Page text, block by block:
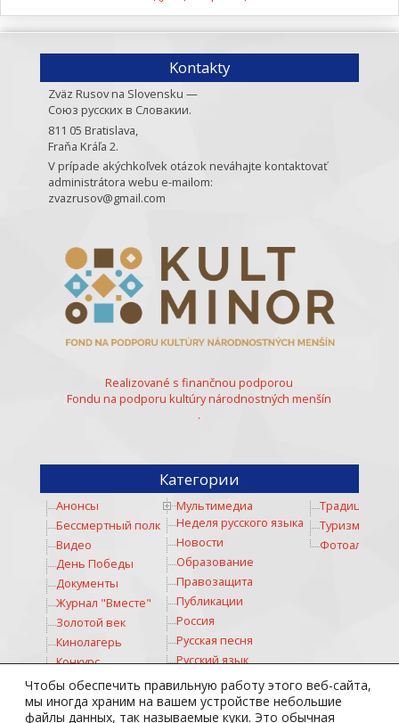
Чтобы обеспечить правильную работу этого веб-сайта,
мы иногда храним на вашем устройстве небольшие
файлы данных, так называемые куки. Это обычная
Kontakty
Zväz Rusov na Slovensku —
Союз русских в Словакии.
811 05 Bratislava,
Fraňa Kráľa 2.
V prípade akýchkoľvek otázok neváhajte kontaktovať
administrátora webu e-mailom:
zvazrusov@gmail.com
Realizované s finančnou podporou
Fondu na podporu kultúry národnostných menšín
.
Категории
Анонсы
Бессмертный полк
Видео
День Победы
Документы
Журнал "Вместе"
Золотой век
Кинолагерь
Конкурс
Коронавирус
Космос
Мультимедиа
Неделя русского языка
Новости
Образование
Правозащита
Публикации
Россия
Русская песня
Русский язык
Русское слово
Соревнование
Спорт
Традиции
Туризм
Фотоальбом